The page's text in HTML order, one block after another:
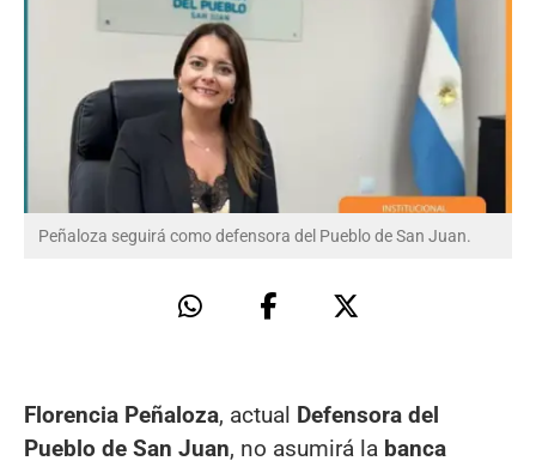
Peñaloza seguirá como defensora del Pueblo de San Juan.
Florencia Peñaloza, actual Defensora del
Pueblo de San Juan, no asumirá la banca